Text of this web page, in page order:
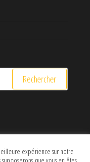
expérience sur notre
que vous en êtes